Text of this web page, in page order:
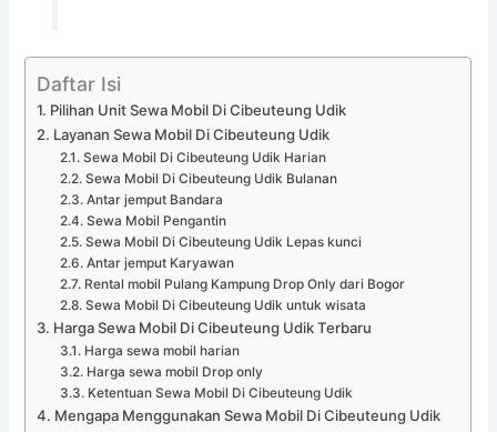
Daftar Isi
Pilihan Unit Sewa Mobil Di Cibeuteung Udik
Layanan Sewa Mobil Di Cibeuteung Udik
Sewa Mobil Di Cibeuteung Udik Harian
Sewa Mobil Di Cibeuteung Udik Bulanan
Antar jemput Bandara
Sewa Mobil Pengantin
Sewa Mobil Di Cibeuteung Udik Lepas kunci
Antar jemput Karyawan
Rental mobil Pulang Kampung Drop Only dari Bogor
Sewa Mobil Di Cibeuteung Udik untuk wisata
Harga Sewa Mobil Di Cibeuteung Udik Terbaru
Harga sewa mobil harian
Harga sewa mobil Drop only
Ketentuan Sewa Mobil Di Cibeuteung Udik
Mengapa Menggunakan Sewa Mobil Di Cibeuteung Udik